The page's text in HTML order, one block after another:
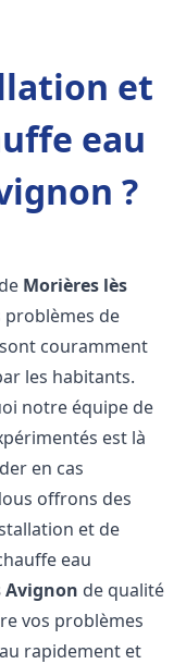
et
eau
?
Morières lès
problèmes de
couramment
les habitants.
notre équipe de
est là
en cas
offrons des
et de
eau
Avignon de qualité
vos problèmes
rapidement et